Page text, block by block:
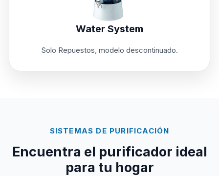
Water System
Solo Repuestos, modelo descontinuado.
SISTEMAS DE PURIFICACIÓN
Encuentra el purificador ideal
para tu hogar